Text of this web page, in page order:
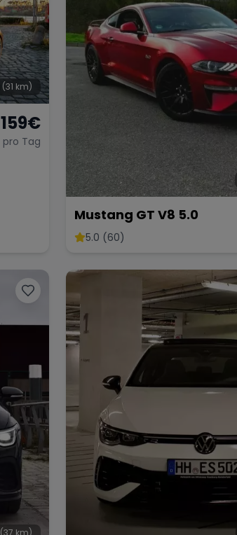
(31 km)
159€
pro Tag
Mustang GT V8 5.0
5.0 (60)
(37 km)